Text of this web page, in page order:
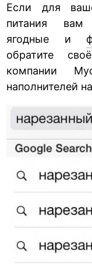
Если для
питания вам
ягодные и
обратите
компании
наполнителей